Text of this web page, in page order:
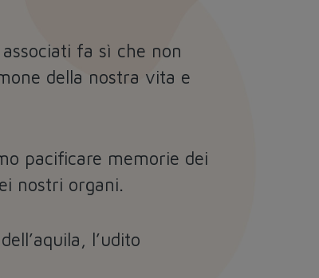
fa sì che non
della nostra vita e
pacificare memorie dei
nostri organi.
l’udito